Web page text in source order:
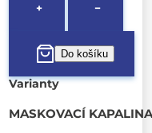
+ −
Varianty
MASKOVACÍ